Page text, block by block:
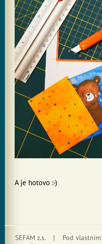
A je hotovo :-)
SEFAM z.s. | Pod